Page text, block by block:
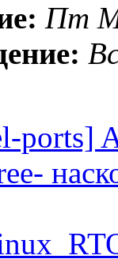
Пт
ports]